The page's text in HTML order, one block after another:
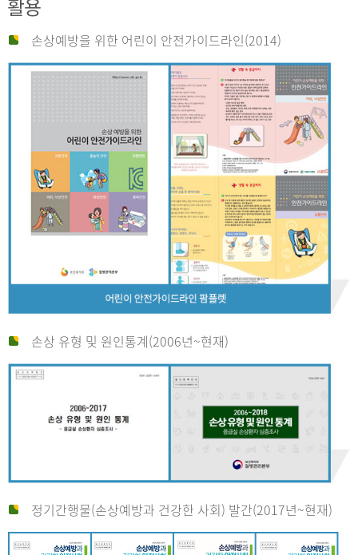
활용
손상예방을 위한 어린이 안전가이드라인(2014)
손상 유형 및 원인통계(2006년~현재)
정기간행물(손상예방과 건강한 사회) 발간(2017년~현재)